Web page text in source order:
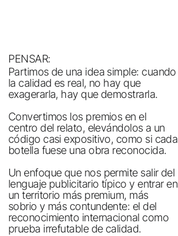
PENSAR:
Partimos de una idea simple: cuando
la calidad es real, no hay que
exagerarla, hay que demostrarla.
Convertimos los premios en el
centro del relato, elevándolos a un
código casi expositivo, como si cada
botella fuese una obra reconocida.
Un enfoque que nos permite salir del
lenguaje publicitario típico y entrar en
un territorio más premium, más
sobrio y más contundente: el del
reconocimiento internacional como
prueba irrefutable de calidad.